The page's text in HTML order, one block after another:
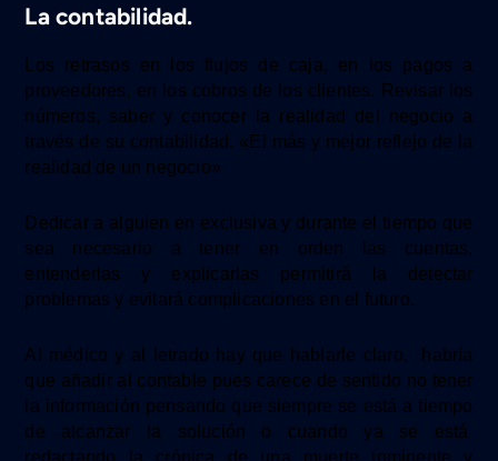
La contabilidad.
Los retrasos en los flujos de caja, en los pagos a
proveedores, en los cobros de los clientes. Revisar los
números, saber y conocer la realidad del negocio a
través de su contabilidad. «El más y mejor reflejo de la
realidad de un negocio»
Dedicar a alguien en exclusiva y durante el tiempo que
sea necesario a tener en orden las cuentas,
entenderlasy explicarlas permitirá la detectar
problemas y evitará complicaciones en el futuro.
Al médico y al letrado hay que hablarle claro, habría
que añadir al contable pues carece de sentido no tener
la información pensando que siempre se está a tiempo
de alcanzar la solución o cuando ya se está
redactando la crónica de una muerte inminente y